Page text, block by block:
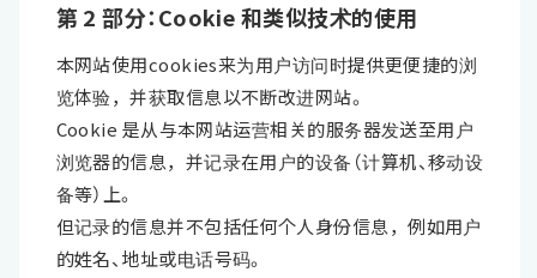
第 2 部分：Cookie 和类似技术的使用
本网站使用cookies来为用户访问时提供更便捷的浏
览体验，并获取信息以不断改进网站。
Cookie 是从与本网站运营相关的服务器发送至用户
浏览器的信息，并记录在用户的设备（计算机、移动设
备等）上。
但记录的信息并不包括任何个人身份信息，例如用户
的姓名、地址或电话号码。